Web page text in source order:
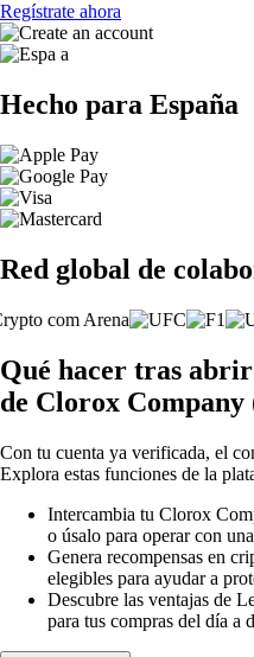
Regístrate ahora
Hecho para España
Red global de
Qué hacer tras
de Clorox Company
Con tu cuenta ya verificada, el
Explora estas funciones de la
Intercambia tu Clorox
o úsalo para operar con
Genera recompensas en
elegibles para ayudar a
Descubre las ventajas de
para tus compras del día a